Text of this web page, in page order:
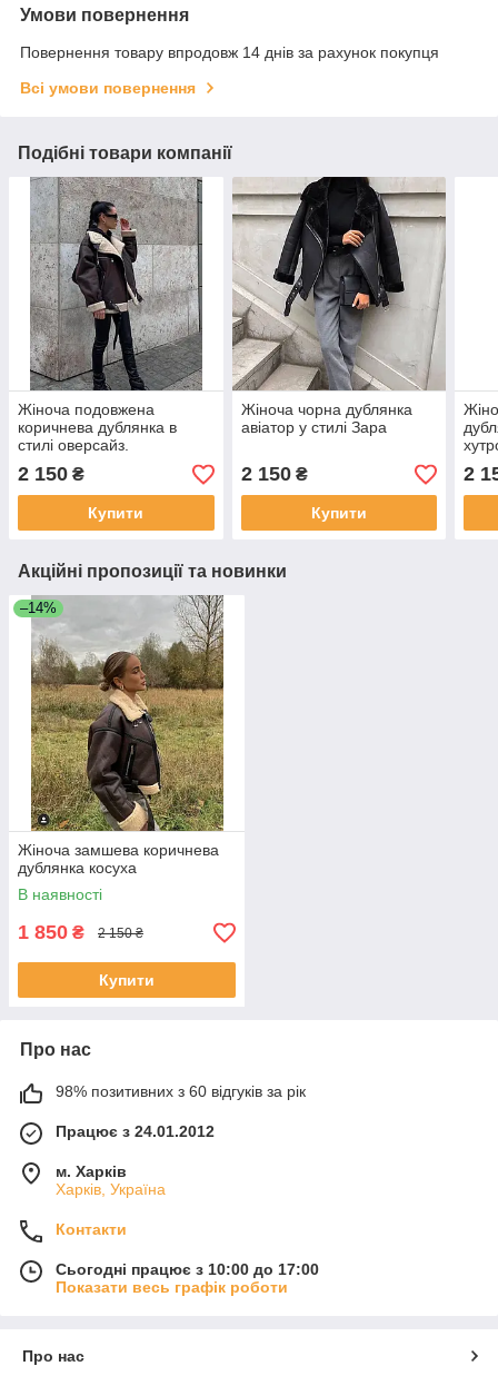
Умови повернення
Повернення товару впродовж 14 днів за рахунок покупця
Всі умови повернення
Подібні товари компанії
Жіноча подовжена
коричнева дублянка в
стилі оверсайз.
2 150 ₴
Купити
Жіноча чорна дублянка
авіатор у стилі Зара
2 150₴
Купити
2
Акційні пропозиції та новинки
–14%
Жіноча замшева коричнева
дублянка косуха
В наявності
1 850 ₴ 2 150 ₴
Купити
Про нас
98% позитивних з 60 відгуків за рік
Працює з 24.01.2012
м. Харків
Харків, Україна
Контакти
Сьогодні працює з 10:00 до 17:00
Показати весь графік роботи
Про нас